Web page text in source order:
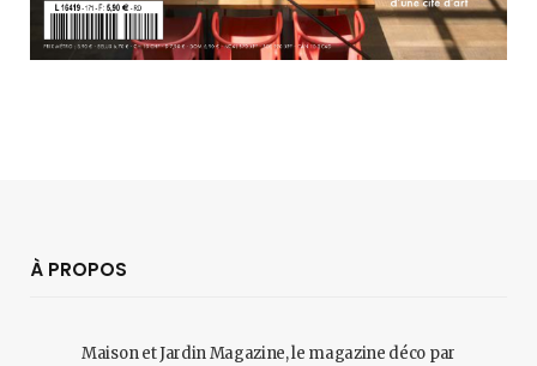
À PROPOS
Maison et Jardin Magazine, le magazine déco par